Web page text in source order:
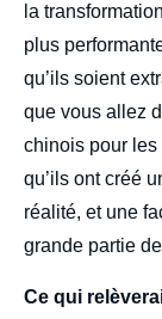
la
plus
qu’ils soient
que vous allez
chinois pour les
qu’ils ont créé
réalité, et une
grande partie
Ce qui